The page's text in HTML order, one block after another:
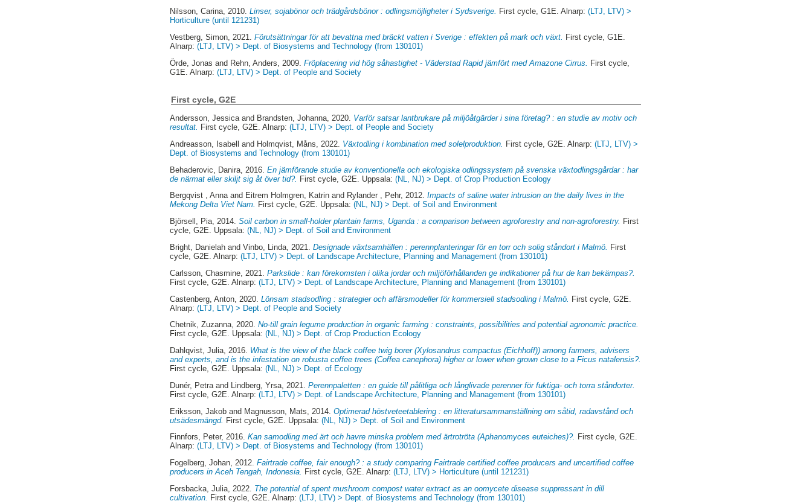
Nilsson, Carina, 2010.Linser, sojabönor och trädgårdsbönor : odlingsmöjligheter i Sydsverige. First cycle, G1E. Alnarp:(LTJ, LTV) >
Horticulture (until 121231)
Vestberg, Simon, 2021.Förutsättningar för att bevattna med bräckt vatten i Sverige : effekten på mark och växt. First cycle, G1E.
Alnarp:(LTJ, LTV) > Dept. of Biosystems and Technology (from 130101)
Örde, Jonas and Rehn, Anders , 2009.Fröplacering vid hög såhastighet - Väderstad Rapid jämfört med Amazone Cirrus.
First cycle,
G1E. Alnarp:(LTJ, LTV) > Dept. of People and Society
First cycle, G2E
Andersson, Jessica and Brandsten, Johanna , 2020. Varför satsar lantbrukare på miljöåtgärder i sina företag? : en studie av motiv och
resultat.
First cycle, G2E. Alnarp:(LTJ, LTV) > Dept. of People and Society
Andreasson, Isabell and Holmqvist, Måns , 2022. Växtodling i kombination med solelproduktion. First cycle, G2E. Alnarp:(LTJ, LTV) >
Dept. of Biosystems and Technology (from 130101)
Behaderovic, Danira , 2016.En jämförande studie av konventionella och ekologiska odlingssystem på svenska växtodlingsgårdar : har
de närmat eller skiljt sig åt över tid?. First cycle, G2E. Uppsala:(NL, NJ) > Dept. of Crop Production Ecology
Bergqvist , Annaand Eitrem Holmgren, Katrinand Rylander , Pehr, 2012.Impacts of saline water intrusion on the daily lives in the
Mekong Delta Viet Nam. First cycle, G2E. Uppsala:(NL, NJ) > Dept. of Soil and Environment
Björsell, Pia, 2014.Soil carbon in small-holder plantain farms, Uganda : a comparison between agroforestry and non-agroforestry. First
cycle, G2E. Uppsala:(NL, NJ) > Dept. of Soil and Environment
Bright, Danielah andVinbo, Linda , 2021.Designade växtsamhällen : perennplanteringar för en torr och solig ståndort i Malmö.
First
cycle, G2E. Alnarp:(LTJ, LTV) > Dept. of Landscape Architecture, Planning and Management (from 130101)
Carlsson, Chasmine , 2021.Parkslide : kan förekomsten i olika jordar och miljöförhållanden ge indikationer på hur de kan bekämpas?.
First cycle, G2E. Alnarp:(LTJ, LTV) > Dept. of Landscape Architecture, Planning and Management (from 130101)
Castenberg, Anton , 2020.Lönsam stadsodling : strategier och affärsmodeller för kommersiell stadsodling i Malmö. First cycle, G2E.
Alnarp:(LTJ, LTV) > Dept. of People and Society
Chetnik, Zuzanna, 2020.No-till grain legume production in organic farming : constraints, possibilities and potential agronomic practice.
First cycle, G2E. Uppsala:(NL, NJ) > Dept. of Crop Production Ecology
Dahlqvist, Julia, 2016. What is the view of the black coffee twig borer (Xylosandrus compactus (Eichhoff)) among farmers, advisers
and experts, and is the infestation on robusta coffee trees (Coffea canephora) higher or lower when grown close to a Ficus natalensis?.
First cycle, G2E. Uppsala:(NL, NJ) > Dept. of Ecology
Dunér, Petra and Lindberg, Yrsa , 2021.Perennpaletten : en guide till pålitliga och långlivade perenner för fuktiga- och torra ståndorter.
First cycle, G2E. Alnarp:(LTJ, LTV) > Dept. of Landscape Architecture, Planning and Management (from 130101)
Eriksson, Jakob and Magnusson, Mats , 2014.Optimerad höstveteetablering : en litteratursammanställning om såtid, radavstånd och
utsädesmängd. First cycle, G2E. Uppsala:(NL, NJ) > Dept. of Soil and Environment
Finnfors, Peter, 2016.Kan samodling med ärt och havre minska problem med ärtrotröta (Aphanomyces euteiches)?. First cycle, G2E.
Alnarp:(LTJ, LTV) > Dept. of Biosystems and Technology (from 130101)
Fogelberg, Johan, 2012.Fairtrade coffee, fair enough? : a study comparing Fairtrade certified coffee producers and uncertified coffee
producers in Aceh Tengah, Indonesia. First cycle, G2E. Alnarp:(LTJ, LTV) > Horticulture (until 121231)
Forsbacka, Julia, 2022. The potential of spent mushroom compost water extract as an oomycete disease suppressant in dill
cultivation. First cycle, G2E. Alnarp:(LTJ, LTV) > Dept. of Biosystems and Technology (from 130101)